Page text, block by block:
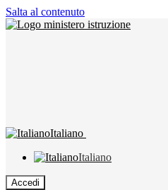
Salta al contenuto
Italiano
Italiano
Accedi